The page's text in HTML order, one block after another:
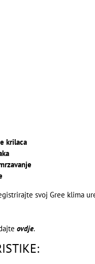
krilaca
svoj Gree klima
ovdje.